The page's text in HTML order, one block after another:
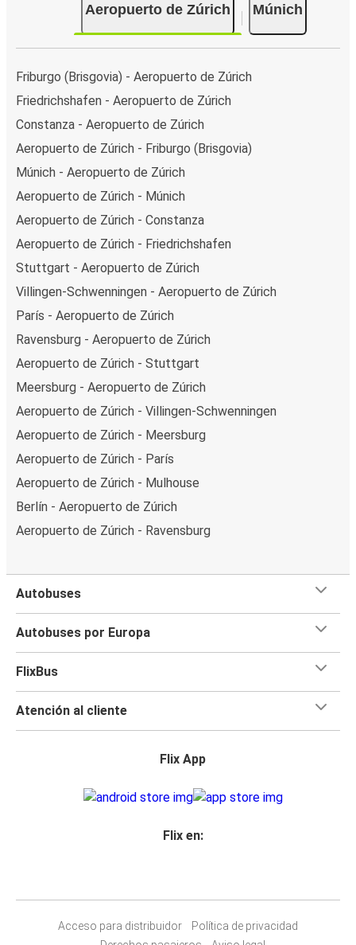
Aeropuerto de Zúrich Múnich
Friburgo (Brisgovia) - Aeropuerto de Zúrich
Friedrichshafen - Aeropuerto de Zúrich
Constanza - Aeropuerto de Zúrich
Aeropuerto de Zúrich - Friburgo (Brisgovia)
Múnich - Aeropuerto de Zúrich
Aeropuerto de Zúrich - Múnich
Aeropuerto de Zúrich - Constanza
Aeropuerto de Zúrich - Friedrichshafen
Stuttgart - Aeropuerto de Zúrich
Villingen-Schwenningen - Aeropuerto de Zúrich
París - Aeropuerto de Zúrich
Ravensburg - Aeropuerto de Zúrich
Aeropuerto de Zúrich - Stuttgart
Meersburg - Aeropuerto de Zúrich
Aeropuerto de Zúrich - Villingen-Schwenningen
Aeropuerto de Zúrich - Meersburg
Aeropuerto de Zúrich - París
Aeropuerto de Zúrich - Mulhouse
Berlín - Aeropuerto de Zúrich
Aeropuerto de Zúrich - Ravensburg
Autobuses
Autobuses por Europa
FlixBus
Atención al cliente
Flix App
Flix en:
Acceso para distribuidor
Política de privacidad